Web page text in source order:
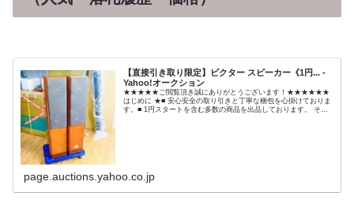
【直接引き取り限定】ビクター スピーカー《1円... -
Yahoo!オークション
★★★★★ご閲覧頂き誠にありがとうございます！★★★★★★
はじめに ★■ 安心安全の取り引きと丁寧な梱包を心掛けておりま
す。■ 1円スタートを含む多数の商品を出品しております。 その
page.auctions.yahoo.co.jp